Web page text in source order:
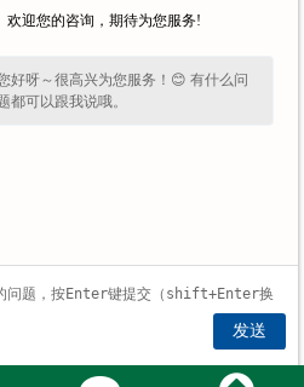
应符合牲畜采食的便利性要
的量化评估指标，我们能够
秆揉丝机的揉丝效果，从而
改进，为用户提供性能更的
源化利用效率高。
上一条：富泰机械：攻克湿度难题，优化江苏花生秸秆揉丝机
下一条：江苏花生秸秆揉丝机怎样有效地将花生秸秆揉碎成丝状？
欢迎您的咨询，期待为您服务!
好呀～很高兴为您服务！😊 有什么问
都可以跟我说哦。
发送